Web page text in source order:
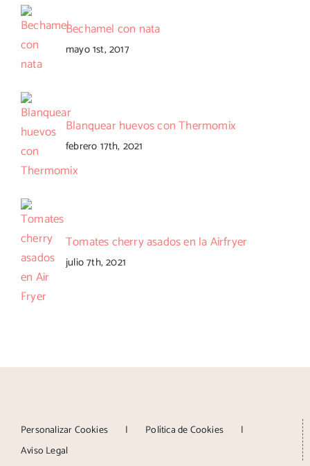
Bechamel con nata
mayo 1st, 2017
Blanquear huevos con Thermomix
febrero 17th, 2021
Tomates cherry asados en la Airfryer
julio 7th, 2021
Personalizar Cookies
Política de Cookies
Aviso Legal